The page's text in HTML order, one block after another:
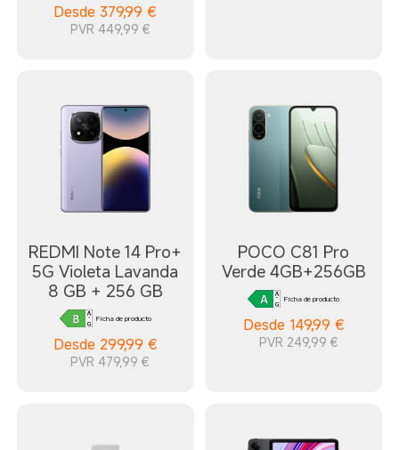
Desde 379,99 €
PVR 449,99 €
REDMI Note 14 Pro+
5G Violeta Lavanda
8 GB + 256 GB
Ficha de producto
Desde 299,99 €
PVR 479,99 €
POCO C81 Pro
Verde 4GB+256GB
Ficha de producto
Desde 149,99 €
PVR 249,99 €